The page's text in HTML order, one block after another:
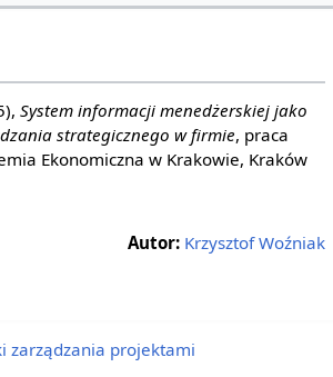
System informacji menedżerskiej jako
strategicznego w firmie, praca
Ekonomiczna w Krakowie, Kraków
Autor: Krzysztof Woźniak
zarządzania projektami